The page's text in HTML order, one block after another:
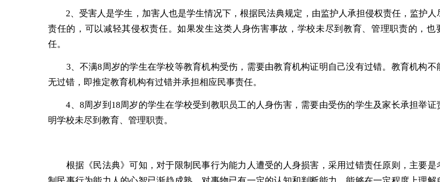
2、受害人是学生，加害人也是学生情况下，根据民法典规定，由监护人承担侵权责任，监护人
责任的，可以减轻其侵权责任。如果发生这类人身伤害事故，学校未尽到教育、管理职责的，也
任。
3、不满8周岁的学生在学校等教育机构受伤，需要由教育机构证明自己没有过错。教育机构不
无过错，即推定教育机构有过错并承担相应民事责任。
4、8周岁到18周岁的学生在学校受到教职员工的人身伤害，需要由受伤的学生及家长承担举证
明学校未尽到教育、管理职责。
根据《民法典》可知，对于限制民事行为能力人遭受的人身损害，采用过错责任原则，主要是